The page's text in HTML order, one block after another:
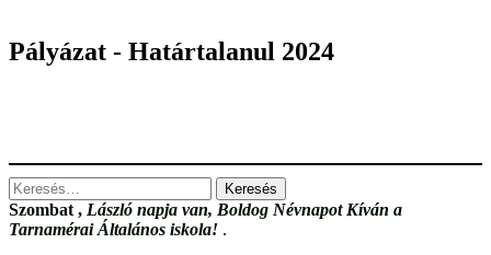
Pályázat - Határtalanul 2024
Keresés:
Szombat , László napja van, Boldog Névnapot Kíván a
Tarnamérai Általános iskola! .